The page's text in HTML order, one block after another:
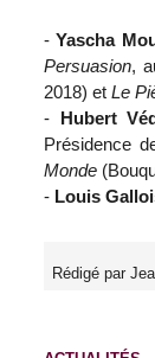
-Yascha
Persuasion,
2018) et Le
- Hubert
Présidence
Monde
- Louis
Rédigé par